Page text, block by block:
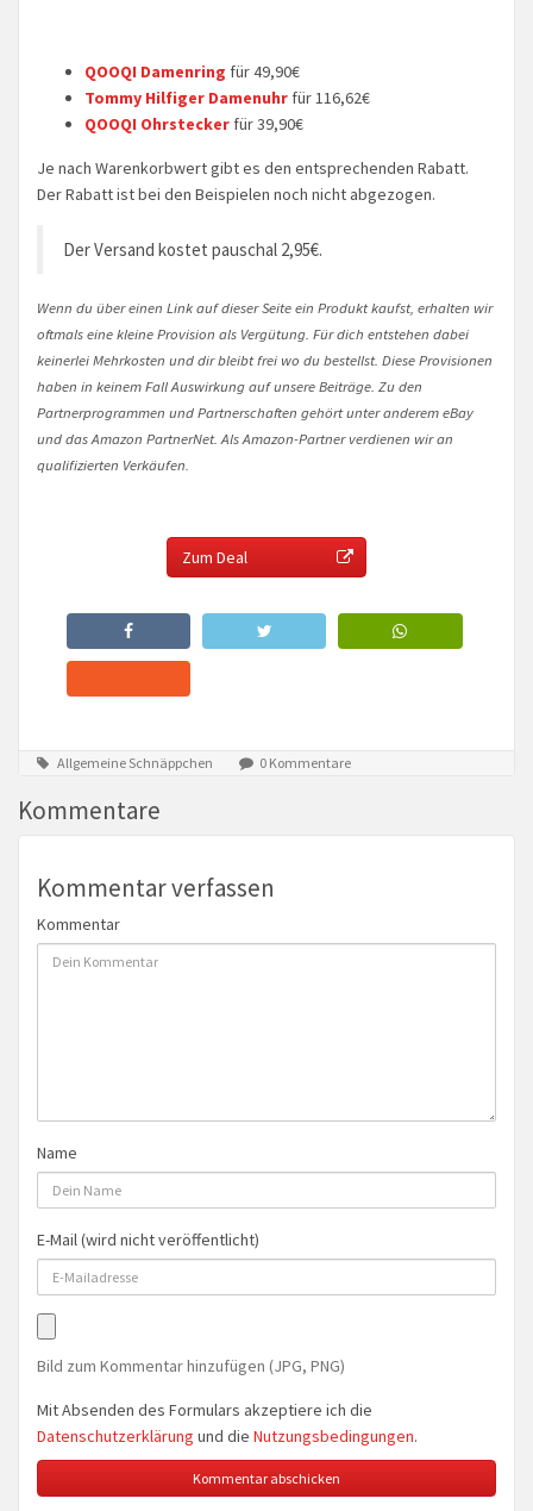
QOOQI Damenring für 49,90€
Tommy Hilfiger Damenuhr für 116,62€
QOOQI Ohrstecker für 39,90€
Je nach Warenkorbwert gibt es den entsprechenden Rabatt.
Der Rabatt ist bei den Beispielen noch nicht abgezogen.
Der Versand kostet pauschal 2,95€.
Wenn du über einen Link auf dieser Seite ein Produkt kaufst, erhalten wir
oftmals eine kleine Provision als Vergütung. Für dich entstehen dabei
keinerlei Mehrkosten und dir bleibt frei wo du bestellst. Diese Provisionen
haben in keinem Fall Auswirkung auf unsere Beiträge. Zu den
Partnerprogrammen und Partnerschaften gehört unter anderem eBay
und das Amazon PartnerNet. Als Amazon-Partner verdienen wir an
qualifizierten Verkäufen.
Zum Deal
Allgemeine Schnäppchen 0 Kommentare
Kommentare
Kommentar verfassen
Kommentar
Name
E-Mail (wird nicht veröffentlicht)
Bild zum Kommentar hinzufügen (JPG, PNG)
Mit Absenden des Formulars akzeptiere ich die
Datenschutzerklärung und die Nutzungsbedingungen.